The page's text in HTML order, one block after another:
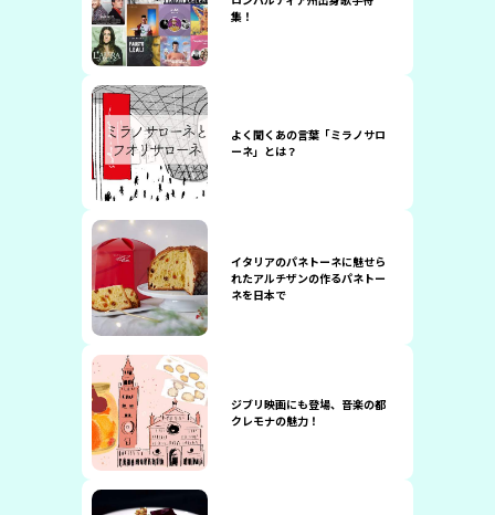
集！
よく聞くあの言葉「ミラノサロ
ーネ」とは？
イタリアのパネトーネに魅せら
れたアルチザンの作るパネトー
ネを日本で
ジブリ映画にも登場、音楽の都
クレモナの魅力！